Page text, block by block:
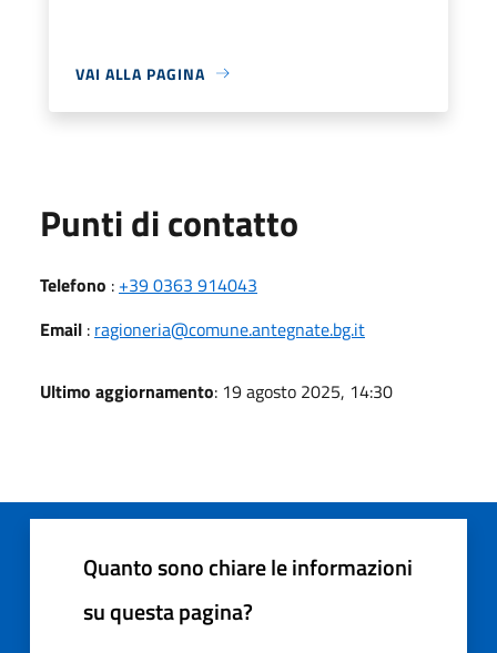
VAI ALLA PAGINA
Punti di contatto
Telefono : +39 0363 914043
Email : ragioneria@comune.antegnate.bg.it
Ultimo aggiornamento: 19 agosto 2025, 14:30
Quanto sono chiare le informazioni
su questa pagina?